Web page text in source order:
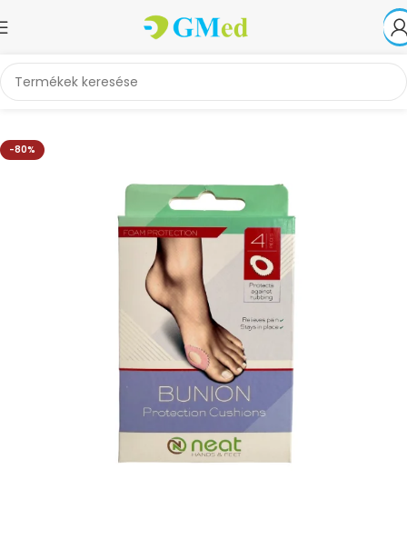
Kezdőlap Akciók
-80%